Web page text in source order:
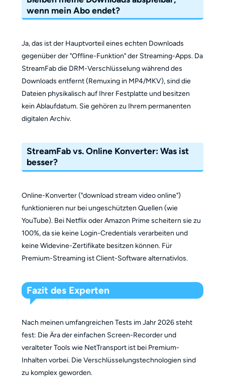
wenn mein Abo endet?
Ja, das ist der Hauptvorteil eines echten Downloads
gegenüber der "Offline-Funktion" der Streaming-Apps. Da
StreamFab die DRM-Verschlüsselung während des
Downloads entfernt (Remuxing in MP4/MKV), sind die
Dateien physikalisch auf Ihrer Festplatte und besitzen
kein Ablaufdatum. Sie gehören zu Ihrem permanenten
digitalen Archiv.
StreamFab vs. Online Konverter: Was ist
besser?
Online-Konverter ("download stream video online")
funktionieren nur bei ungeschützten Quellen (wie
YouTube). Bei Netflix oder Amazon Prime scheitern sie zu
100%, da sie keine Login-Credentials verarbeiten und
keine Widevine-Zertifikate besitzen können. Für
Premium-Streaming ist Client-Software alternativlos.
Fazit des Experten
Nach meinen umfangreichen Tests im Jahr 2026 steht
fest: Die Ära der einfachen Screen-Recorder und
veralteter Tools wie NetTransport ist bei Premium-
Inhalten vorbei. Die Verschlüsselungstechnologien sind
zu komplex geworden.